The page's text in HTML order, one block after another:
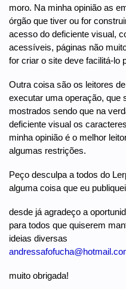
moro. Na minha opinião as
órgão que tiver ou for
acesso do deficiente visual,
acessíveis, páginas não
for criar o site deve facilitá-lo
Outra coisa são os leitores
executar uma operação, que
mostrados sendo que na
deficiente visual os
minha opinião é o melhor
algumas restrições.
Peço desculpa a todos do
alguma coisa que eu
desde já agradeço a
para todos que quiserem
ideias diversas
muito obrigada!